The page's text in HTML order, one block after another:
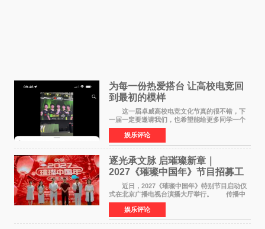
为每一份热爱搭台 让高校电竞回
到最初的模样
这一届卓威高校电竞文化节真的很不错，下
一届一定要邀请我们，也希望能给更多同学一个
来到现场的机会。 2026卓威高校电竞文化节
已经落下帷幕，在活动结束后，仍有不少高校电
竞社负责人和现
娱乐评论
逐光承文脉 启璀璨新章｜
2027《璀璨中国年》节目招募工
作圆满启动
近日，2027《璀璨中国年》特别节目启动仪
式在北京广播电视台演播大厅举行。 传播中
华优秀传统文化，弘扬纯正国风艺术，打造高规
格、高质感、正能量的文艺盛典，是璀璨中国年
矢志不渝的初心
娱乐评论